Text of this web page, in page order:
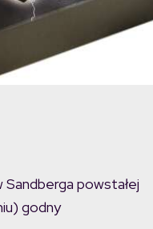
powstałej
godny